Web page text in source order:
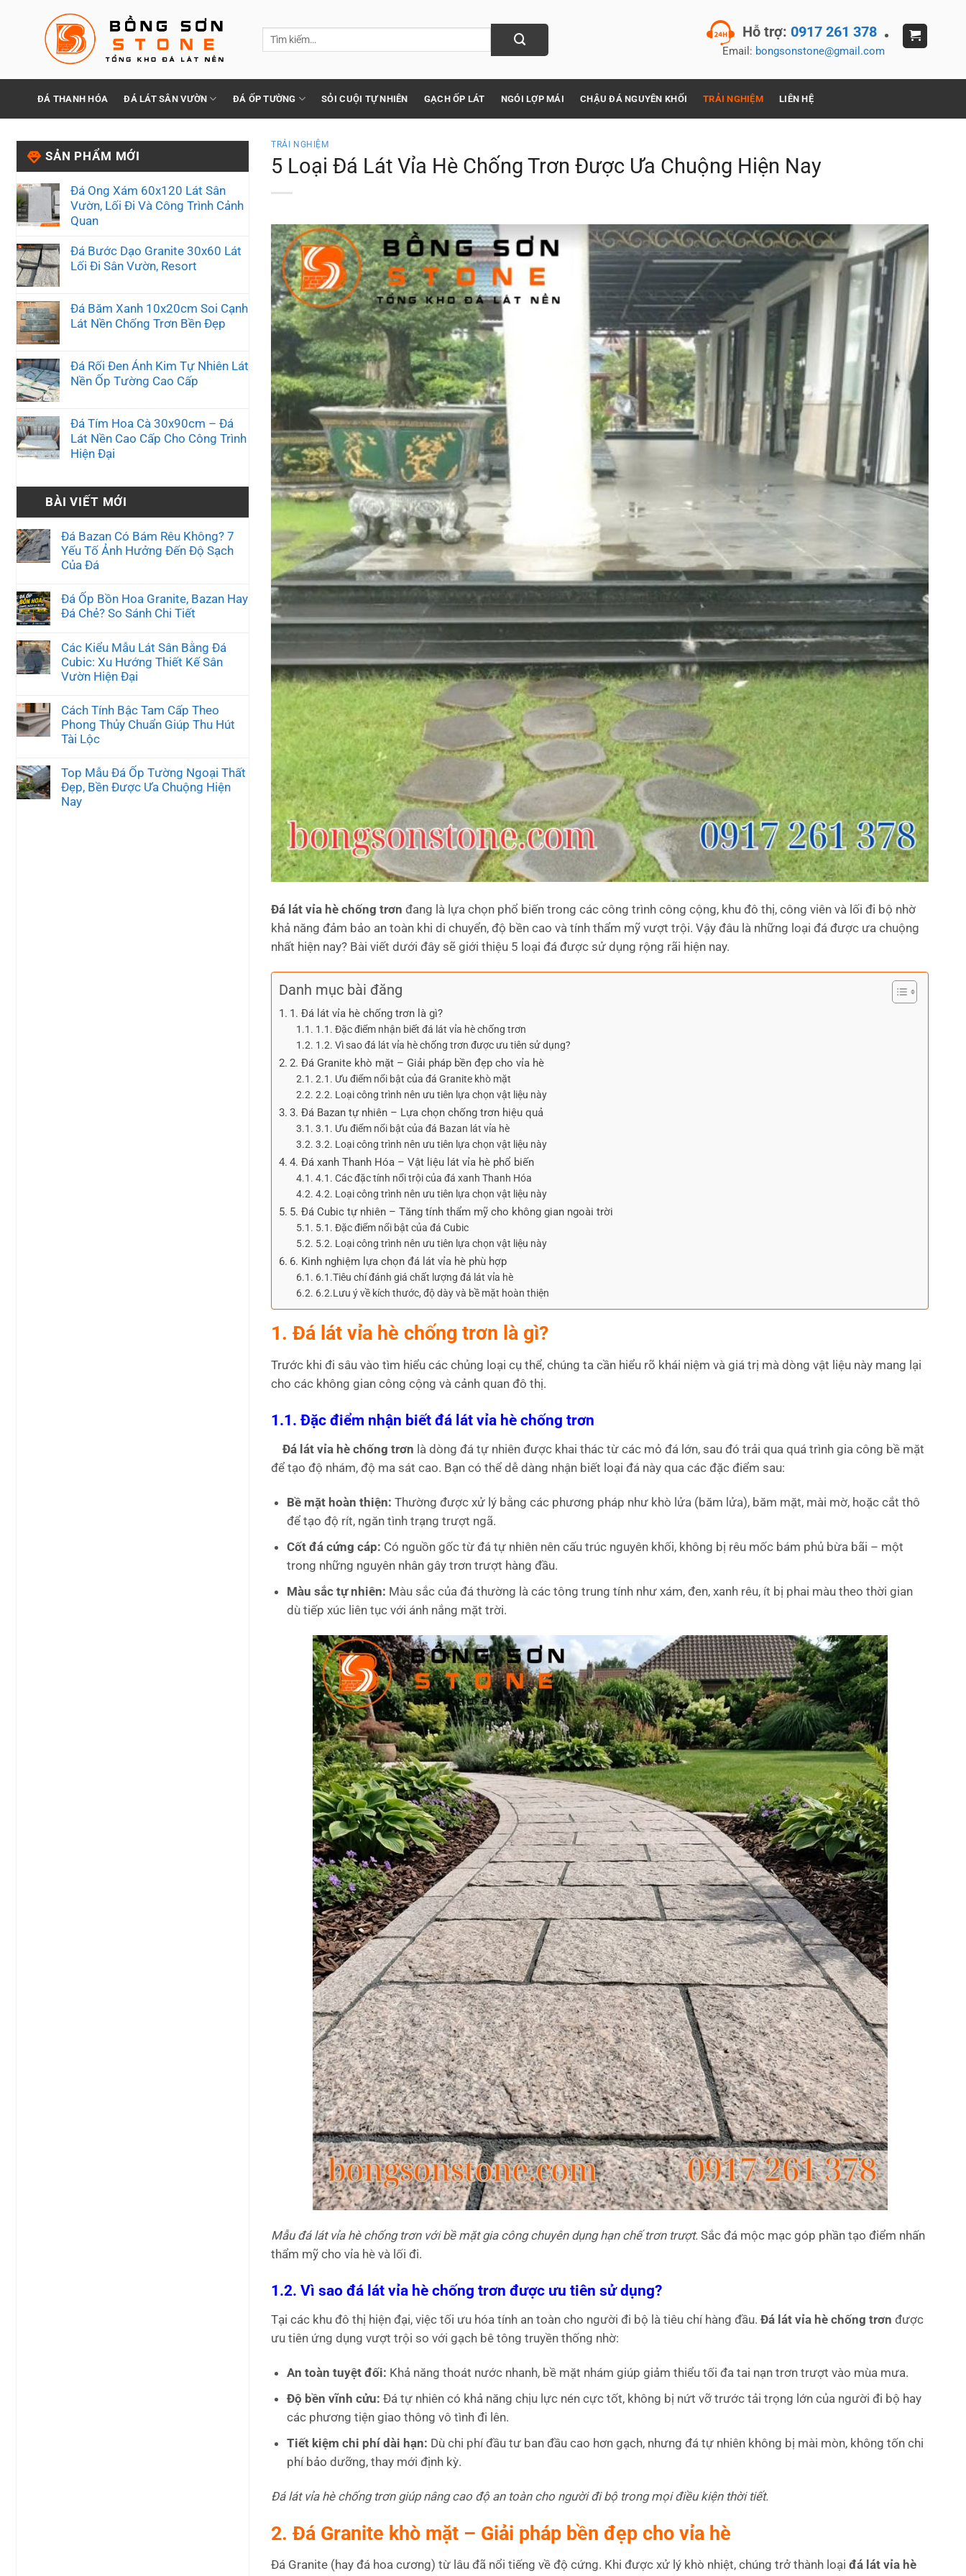
Tìm
Hỗ trợ: 0917 261 378
Email: bongsonstone@gmail.com
ĐÁ THANH HÓA ĐÁ LÁT SÂN VƯỜN ĐÁ ỐP TƯỜNG SỎI CUỘI TỰ NHIÊN GẠCH ỐP LÁT NGÓI LỢP MÁI CHẬU ĐÁ NGUYÊN KHỐI TRẢI NGHIỆM LIÊN HỆ
SẢN PHẨM MỚI
Đá Ong Xám 60x120 Lát Sân
Vườn, Lối Đi Và Công Trình Cảnh
Quan
Đá Bước Dạo Granite 30x60 Lát
Lối Đi Sân Vườn, Resort
Đá Băm Xanh 10x20cm Soi Cạnh
Lát Nền Chống Trơn Bền Đẹp
Đá Rối Đen Ánh Kim Tự Nhiên Lát
Nền Ốp Tường Cao Cấp
Đá Tím Hoa Cà 30x90cm – Đá
Lát Nền Cao Cấp Cho Công Trình
Hiện Đại
BÀI VIẾT MỚI
Đá Bazan Có Bám Rêu Không? 7
Yếu Tố Ảnh Hưởng Đến Độ Sạch
Của Đá
Đá Ốp Bồn Hoa Granite, Bazan Hay
Đá Chẻ? So Sánh Chi Tiết
Các Kiểu Mẫu Lát Sân Bằng Đá
Cubic: Xu Hướng Thiết Kế Sân
Vườn Hiện Đại
Cách Tính Bậc Tam Cấp Theo
Phong Thủy Chuẩn Giúp Thu Hút
Tài Lộc
Top Mẫu Đá Ốp Tường Ngoại Thất
Đẹp, Bền Được Ưa Chuộng Hiện
Nay
TRẢI NGHIỆM
5 Loại Đá Lát Vỉa Hè Chống Trơn Được Ưa Chuộng Hiện Nay
Đá lát vỉa hè chống trơn đang là lựa chọn phổ biến trong các công trình công cộng, khu đô thị, công viên và lối đi bộ nhờ
khả năng đảm bảo an toàn khi di chuyển, độ bền cao và tính thẩm mỹ vượt trội. Vậy đâu là những loại đá được ưa chuộng
nhất hiện nay? Bài viết dưới đây sẽ giới thiệu 5 loại đá được sử dụng rộng rãi hiện nay.
Danh mục bài đăng
1. Đá lát vỉa hè chống trơn là gì?
1.1. Đặc điểm nhận biết đá lát vỉa hè chống trơn
1.2. Vì sao đá lát vỉa hè chống trơn được ưu tiên sử dụng?
2. Đá Granite khò mặt – Giải pháp bền đẹp cho vỉa hè
2.1. Ưu điểm nổi bật của đá Granite khò mặt
2.2. Loại công trình nên ưu tiên lựa chọn vật liệu này
3. Đá Bazan tự nhiên – Lựa chọn chống trơn hiệu quả
3.1. Ưu điểm nổi bật của đá Bazan lát vỉa hè
3.2. Loại công trình nên ưu tiên lựa chọn vật liệu này
4. Đá xanh Thanh Hóa – Vật liệu lát vỉa hè phổ biến
4.1. Các đặc tính nổi trội của đá xanh Thanh Hóa
4.2. Loại công trình nên ưu tiên lựa chọn vật liệu này
5. Đá Cubic tự nhiên – Tăng tính thẩm mỹ cho không gian ngoài trời
5.1. Đặc điểm nổi bật của đá Cubic
5.2. Loại công trình nên ưu tiên lựa chọn vật liệu này
6. Kinh nghiệm lựa chọn đá lát vỉa hè phù hợp
6.1.Tiêu chí đánh giá chất lượng đá lát vỉa hè
6.2.Lưu ý về kích thước, độ dày và bề mặt hoàn thiện
1. Đá lát vỉa hè chống trơn là gì?
Trước khi đi sâu vào tìm hiểu các chủng loại cụ thể, chúng ta cần hiểu rõ khái niệm và giá trị mà dòng vật liệu này mang lại
cho các không gian công cộng và cảnh quan đô thị.
1.1. Đặc điểm nhận biết đá lát vỉa hè chống trơn
Đá lát vỉa hè chống trơn là dòng đá tự nhiên được khai thác từ các mỏ đá lớn, sau đó trải qua quá trình gia công bề mặt
để tạo độ nhám, độ ma sát cao. Bạn có thể dễ dàng nhận biết loại đá này qua các đặc điểm sau:
Bề mặt hoàn thiện: Thường được xử lý bằng các phương pháp như khò lửa (băm lửa), băm mặt, mài mờ, hoặc cắt thô
để tạo độ rít, ngăn tình trạng trượt ngã.
Cốt đá cứng cáp: Có nguồn gốc từ đá tự nhiên nên cấu trúc nguyên khối, không bị rêu mốc bám phủ bừa bãi – một
trong những nguyên nhân gây trơn trượt hàng đầu.
Màu sắc tự nhiên: Màu sắc của đá thường là các tông trung tính như xám, đen, xanh rêu, ít bị phai màu theo thời gian
dù tiếp xúc liên tục với ánh nắng mặt trời.
Mẫu đá lát vỉa hè chống trơn với bề mặt gia công chuyên dụng hạn chế trơn trượt. Sắc đá mộc mạc góp phần tạo điểm nhấn
thẩm mỹ cho vỉa hè và lối đi.
1.2. Vì sao đá lát vỉa hè chống trơn được ưu tiên sử dụng?
Tại các khu đô thị hiện đại, việc tối ưu hóa tính an toàn cho người đi bộ là tiêu chí hàng đầu. Đá lát vỉa hè chống trơn được
ưu tiên ứng dụng vượt trội so với gạch bê tông truyền thống nhờ:
An toàn tuyệt đối: Khả năng thoát nước nhanh, bề mặt nhám giúp giảm thiểu tối đa tai nạn trơn trượt vào mùa mưa.
Độ bền vĩnh cửu: Đá tự nhiên có khả năng chịu lực nén cực tốt, không bị nứt vỡ trước tải trọng lớn của người đi bộ hay
các phương tiện giao thông vô tình đi lên.
Tiết kiệm chi phí dài hạn: Dù chi phí đầu tư ban đầu cao hơn gạch, nhưng đá tự nhiên không bị mài mòn, không tốn chi
phí bảo dưỡng, thay mới định kỳ.
Đá lát vỉa hè chống trơn giúp nâng cao độ an toàn cho người đi bộ trong mọi điều kiện thời tiết.
2. Đá Granite khò mặt – Giải pháp bền đẹp cho vỉa hè
Đá Granite (hay đá hoa cương) từ lâu đã nổi tiếng về độ cứng. Khi được xử lý khò nhiệt, chúng trở thành loại đá lát vỉa hè